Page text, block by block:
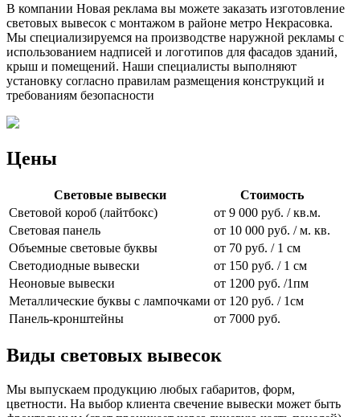
В компании Новая реклама вы можете заказать изготовление
световых вывесок с монтажом в районе метро Некрасовка.
Мы специализируемся на производстве наружной рекламы с
использованием надписей и логотипов для фасадов зданий,
крыш и помещений. Наши специалисты выполняют
установку согласно правилам размещения конструкций и
требованиям безопасности
Цены
Световые вывески
Стоимость
Световой короб (лайтбокс)
от 9 000 руб. / кв.м.
Световая панель
от 10 000 руб. / м. кв.
Объемные световые буквы
от 70 руб. / 1 см
Светодиодные вывески
от 150 руб. / 1 см
Неоновые вывески
от 1200 руб. /1пм
Металлические буквы с лампочками от 120 руб. / 1см
Панель-кронштейны
от 7000 руб.
Виды световых вывесок
Мы выпускаем продукцию любых габаритов, форм,
цветности. На выбор клиента свечение вывески может быть